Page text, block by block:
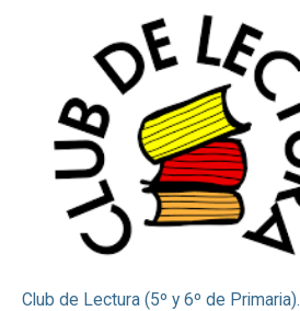
Club de Lectura (5º y 6º de Primaria).